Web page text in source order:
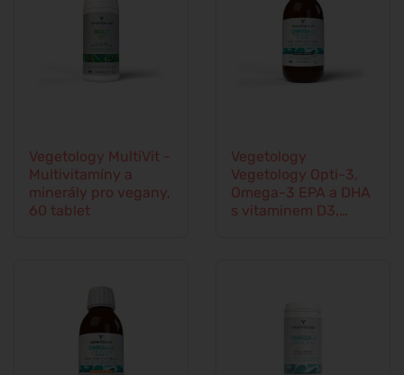
Vegetology MultiVit -
Multivitamíny a
minerály pro vegany,
60 tablet
Vegetology
Vegetology Opti-3,
Omega-3 EPA a DHA
s vitaminem D3,